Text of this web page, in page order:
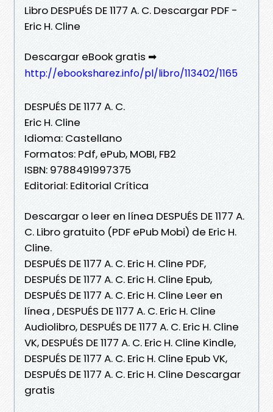
Libro DESPUÉS DE 1177 A. C. Descargar PDF -
Eric H. Cline
Descargar eBook gratis ➡
http://ebooksharez.info/pl/libro/113402/1165
DESPUÉS DE 1177 A. C.
Eric H. Cline
Idioma: Castellano
Formatos: Pdf, ePub, MOBI, FB2
ISBN: 9788491997375
Editorial: Editorial Crítica
Descargar o leer en línea DESPUÉS DE 1177 A.
C. Libro gratuito (PDF ePub Mobi) de Eric H.
Cline.
DESPUÉS DE 1177 A. C. Eric H. Cline PDF,
DESPUÉS DE 1177 A. C. Eric H. Cline Epub,
DESPUÉS DE 1177 A. C. Eric H. Cline Leer en
línea , DESPUÉS DE 1177 A. C. Eric H. Cline
Audiolibro, DESPUÉS DE 1177 A. C. Eric H. Cline
VK, DESPUÉS DE 1177 A. C. Eric H. Cline Kindle,
DESPUÉS DE 1177 A. C. Eric H. Cline Epub VK,
DESPUÉS DE 1177 A. C. Eric H. Cline Descargar
gratis